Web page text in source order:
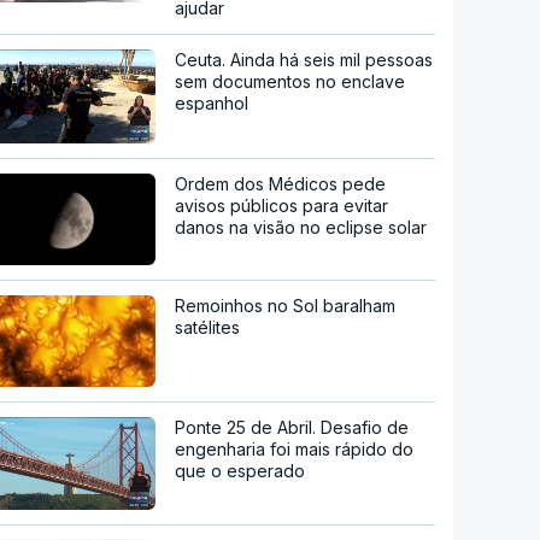
ajudar
Ceuta. Ainda há seis mil pessoas
sem documentos no enclave
espanhol
Ordem dos Médicos pede
avisos públicos para evitar
danos na visão no eclipse solar
Remoinhos no Sol baralham
satélites
Ponte 25 de Abril. Desafio de
engenharia foi mais rápido do
que o esperado